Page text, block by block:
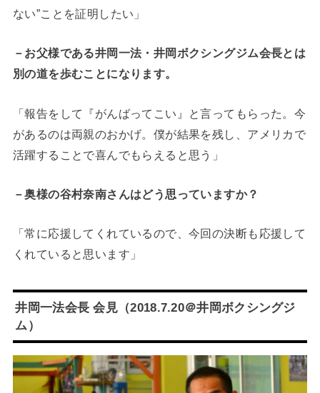
ない”ことを証明したい」
－お父様である井岡一法・井岡ボクシングジム会長とは
別の道を歩むことになります。
「報告をして『がんばってこい』と言ってもらった。今
があるのは両親のおかげ。僕が結果を残し、アメリカで
活躍することで喜んでもらえると思う」
－奥様の谷村奈南さんはどう思っていますか？
「常に応援してくれているので、今回の決断も応援して
くれていると思います」
井岡一法会長 会見（2018.7.20＠井岡ボクシングジ
ム ）